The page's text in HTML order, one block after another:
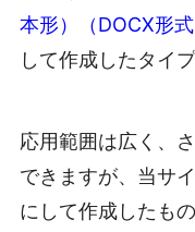
本形）（DOCX形
して作成したタイプ
応用範囲は広く、
できますが、当サ
にして作成したも